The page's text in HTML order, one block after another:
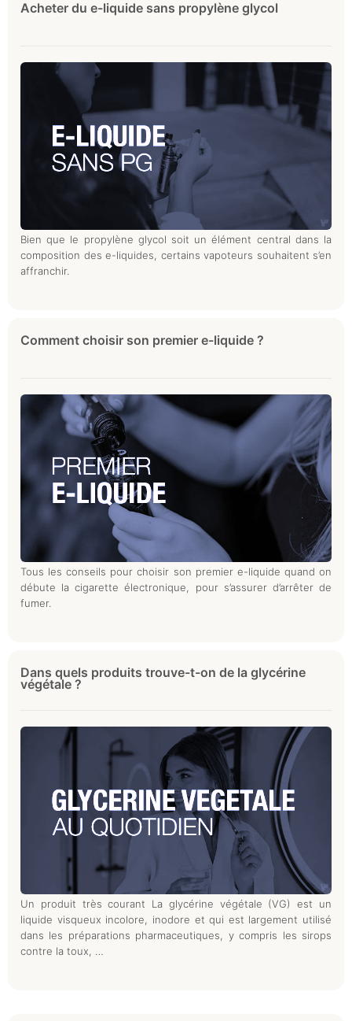
Acheter du e-liquide sans propylène glycol
Bien que le propylène glycol soit un élément central dans la
composition des e-liquides, certains vapoteurs souhaitent s’en
affranchir.
Comment choisir son premier e-liquide ?
Tous les conseils pour choisir son premier e-liquide quand on
débute la cigarette électronique, pour s’assurer d’arrêter de
fumer.
Dans quels produits trouve-t-on de la glycérine
végétale ?
Un produit très courant La glycérine végétale (VG) est un
liquide visqueux incolore, inodore et qui est largement utilisé
dans les préparations pharmaceutiques, y compris les sirops
contre la toux, …